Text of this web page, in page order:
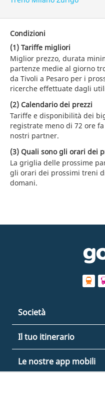
Condizioni
(1) Tariffe migliori
Miglior prezzo, durata
partenze medie al giorno
da Tivoli a Pesaro per i
ricerche effettuate dagli
(2) Calendario dei prezzi
Tariffe e disponibilità dei
registrate meno di 72 ore
nostri partner.
(3) Quali sono gli orari dei
La griglia delle prossime
gli orari dei prossimi treni
domani.
Società
Il tuo itinerario
Le nostre app mobili